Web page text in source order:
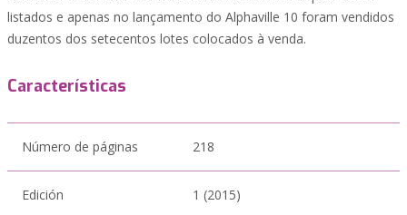
listados e apenas no lançamento do Alphaville 10 foram vendidos
duzentos dos setecentos lotes colocados à venda.
Características
Número de páginas 218
Edición 1 (2015)